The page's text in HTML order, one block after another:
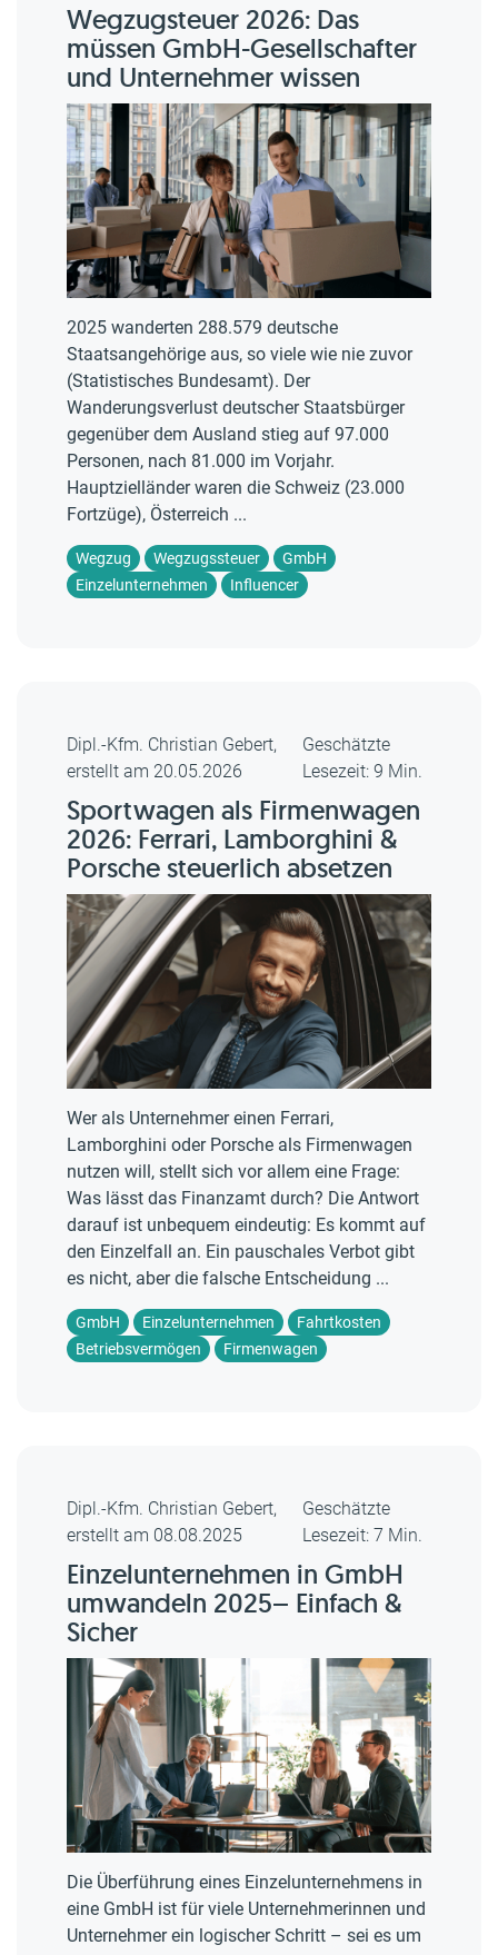
Wegzugsteuer 2026: Das
müssen GmbH-Gesellschafter
und Unternehmer wissen
2025 wanderten 288.579 deutsche
Staatsangehörige aus, so viele wie nie zuvor
(Statistisches Bundesamt). Der
Wanderungsverlust deutscher Staatsbürger
gegenüber dem Ausland stieg auf 97.000
Personen, nach 81.000 im Vorjahr.
Hauptzielländer waren die Schweiz (23.000
Fortzüge), Österreich ...
Wegzug Wegzugssteuer
GmbH
Einzelunternehmen
Influencer
Dipl.-Kfm. Christian Gebert,
erstellt am 20.05.2026
Geschätzte
Lesezeit: 9 Min.
Sportwagen als Firmenwagen
2026: Ferrari, Lamborghini &
Porsche steuerlich absetzen
Wer als Unternehmer einen Ferrari,
Lamborghini oder Porsche als Firmenwagen
nutzen will, stellt sich vor allem eine Frage:
Was lässt das Finanzamt durch? Die Antwort
darauf ist unbequem eindeutig: Es kommt auf
den Einzelfall an. Ein pauschales Verbot gibt
es nicht, aber die falsche Entscheidung ...
GmbH Einzelunternehmen
Fahrtkosten
Betriebsvermögen
Firmenwagen
Dipl.-Kfm. Christian Gebert,
erstellt am 08.08.2025
Geschätzte
Lesezeit: 7 Min.
Einzelunternehmen in GmbH
umwandeln 2025– Einfach &
Sicher
Die Überführung eines Einzelunternehmens in
eine GmbH ist für viele Unternehmerinnen und
Unternehmer ein logischer Schritt – sei es um